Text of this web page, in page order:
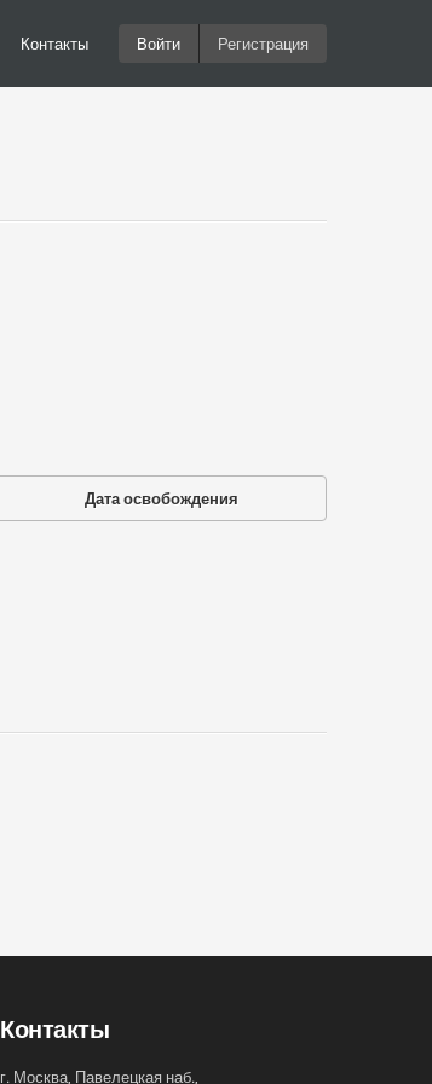
Контакты Войти Регистрация
Дата освобождения
Контакты
г. Москва, Павелецкая наб.,